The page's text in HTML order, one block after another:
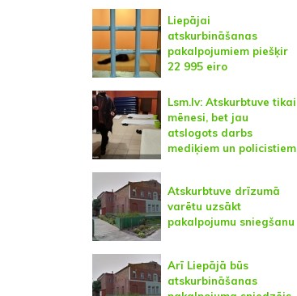
Liepājai
atskurbināšanas
pakalpojumiem piešķir
22 995 eiro
Lsm.lv: Atskurbtuve tikai
mēnesi, bet jau
atslogots darbs
mediķiem un policistiem
Atskurbtuve drīzumā
varētu uzsākt
pakalpojumu sniegšanu
Arī Liepājā būs
atskurbināšanas